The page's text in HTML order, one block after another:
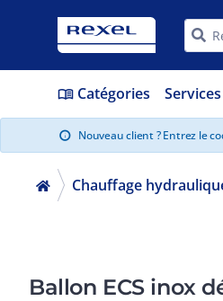
menu_book Catégories Services
info Nouveau client ? Entrez le
Chauffage
Ballon ECS inox